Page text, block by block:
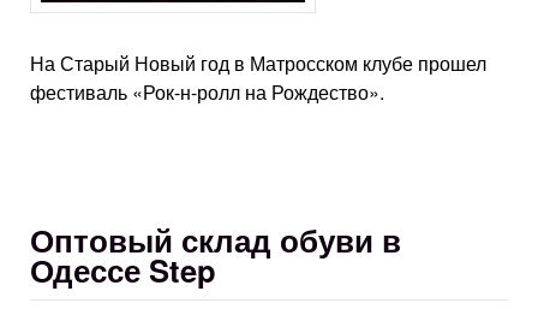
На Старый Новый год в Матросском клубе прошел
фестиваль «Рок-н-ролл на Рождество».
Оптовый склад обуви в
Одессе Step